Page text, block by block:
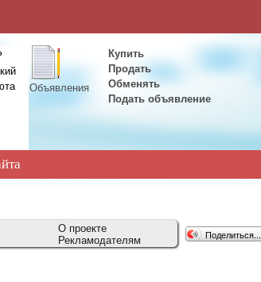
Объявления
Купить
Продать
Обменять
Подать объявление
О проекте
Рекламодателям Поделиться...